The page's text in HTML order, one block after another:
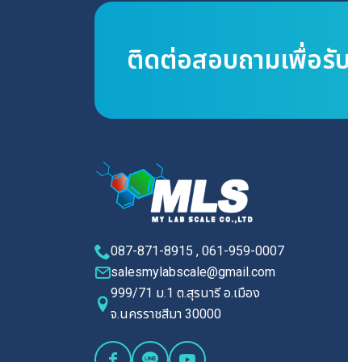
ติดต่อสอบถามเพื่อรั
087-871-8915 , 061-959-0007
salesmylabscale@gmail.com
999/71 ม.1 ต.สุรนารี อ.เมือง
จ.นครราชสีมา 30000